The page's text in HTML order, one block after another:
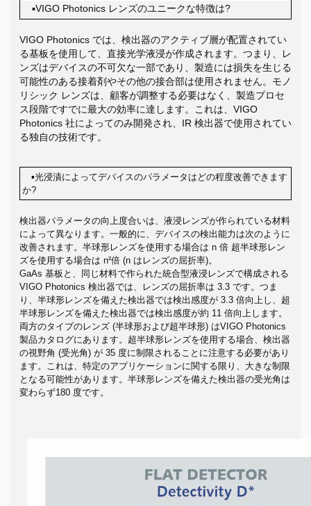
▪VIGO Photonics レンズのユニークな特徴は?
VIGO Photonics では、検出器のアクティブ層が配置されてい
る基板を使用して、直接光学液浸が作成されます。つまり、レ
ンズはデバイスの不可欠な一部であり、製造には損失を生じる
可能性のある接着剤やその他の接合部は使用されません。モノ
リシック レンズは、顧客が調整する必要はなく、製造プロセ
ス段階ですでに最大の効率に達します。これは、VIGO
Photonics 社によってのみ開発され、IR 検出器で使用されてい
る独自の技術です。
▪光浸漬によってデバイスのパラメータはどの程度改善できます
か?
検出器パラメータの向上度合いは、液浸レンズが作られている材料
によって異なります。一般的に、デバイスの検出能力は次のように
改善されます。半球形レンズを使用する場合は n 倍 超半球形レン
ズを使用する場合は n²倍 (n はレンズの屈折率)。
GaAs 基板と、同じ材料で作られた統合型液浸レンズで構成される
VIGO Photonics 検出器では、レンズの屈折率は 3.3 です。つま
り、半球形レンズを備えた検出器では検出感度が 3.3 倍向上し、超
半球形レンズを備えた検出器では検出感度が約 11 倍向上します。
両方のタイプのレンズ (半球形および超半球形) はVIGO Photonics
製品カタログにあります。超半球形レンズを使用する場合、検出器
の視野角 (受光角) が 35 度に制限されることに注意する必要があり
ます。これは、特定のアプリケーションに関する限り、大きな制限
となる可能性があります。半球形レンズを備えた検出器の受光角は
変わらず180 度です。